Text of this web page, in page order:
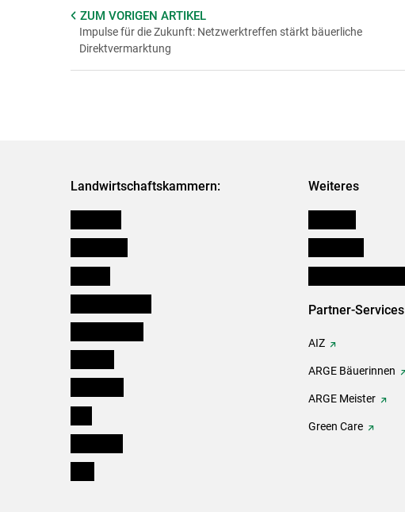
ZUM VORIGEN ARTIKEL
Impulse für die Zukunft: Netzwerktreffen stärkt bäuerliche
Direktvermarktung
Landwirtschaftskammern: Weiteres
Partner-Services
AIZ
ARGE Bäuerinnen
ARGE Meister
Green Care